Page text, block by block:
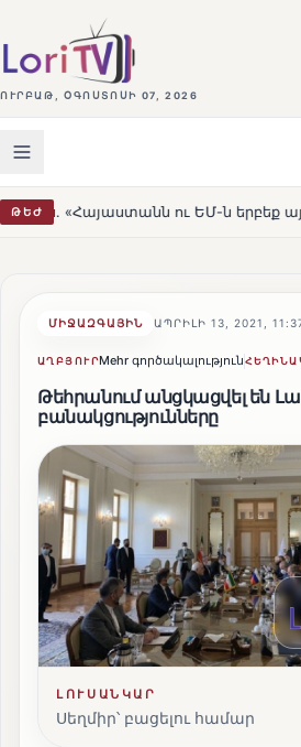
ՈՒՐԲԱԹ, ՕԳՈՍՏՈՍԻ 07, 2026
ԹԵԺ ու ԵՄ-ն երբեք այսքան մոտ
ՄԻՋԱԶԳԱՅԻՆ ԱՊՐԻԼԻ 13, 2021,
ԱՂԲՅՈՒՐMehr գործակալություն
Թեհրանում անցկացվել են
բանակցությունները
ԼՈՒՍԱՆԿԱՐ
Սեղմիր՝ բացելու համար